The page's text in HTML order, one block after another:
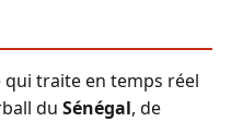
traite en temps réel
du Sénégal, de